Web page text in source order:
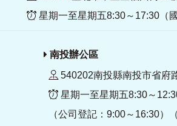
星期一至星期五8:30～17:30（
南投辦公區
540202南投縣南投市省府
星期一至星期五8:30～
（公司登記：9:00～16:30）